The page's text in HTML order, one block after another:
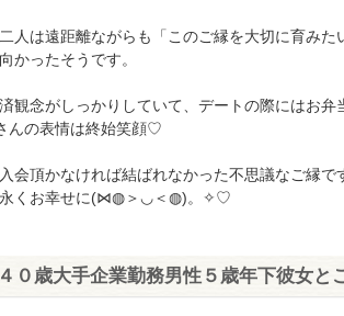
人は遠距離ながらも「このご縁を大切に育み
かったそうです。
観念がしっかりしていて、デートの際にはお
んの表情は終始笑顔♡
会頂かなければ結ばれなかった不思議なご縁で
くお幸せに(⋈◍＞◡＜◍)。✧♡
４０歳大手企業勤務男性５歳年下彼女と